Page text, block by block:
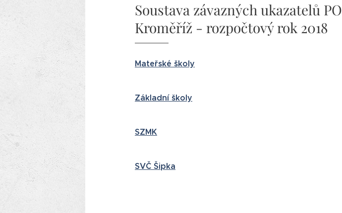
Soustava závazných ukazatelů
Kroměříž - rozpočtový rok 2018
Mateřské školy
Základní školy
SZMK
SVČ Šipka